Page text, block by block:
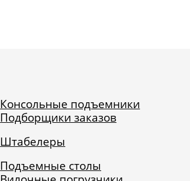
Консольные подъемники
Подборщики заказов
Штабелеры
Подъемные столы